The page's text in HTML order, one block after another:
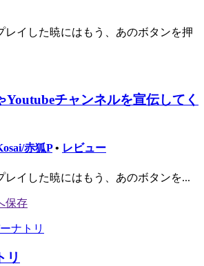
レイした暁にはもう、あのボタンを押
Youtubeチャンネルを宣伝してく
赤狐P • レビュー
レイした暁にはもう、あのボタンを...
リ